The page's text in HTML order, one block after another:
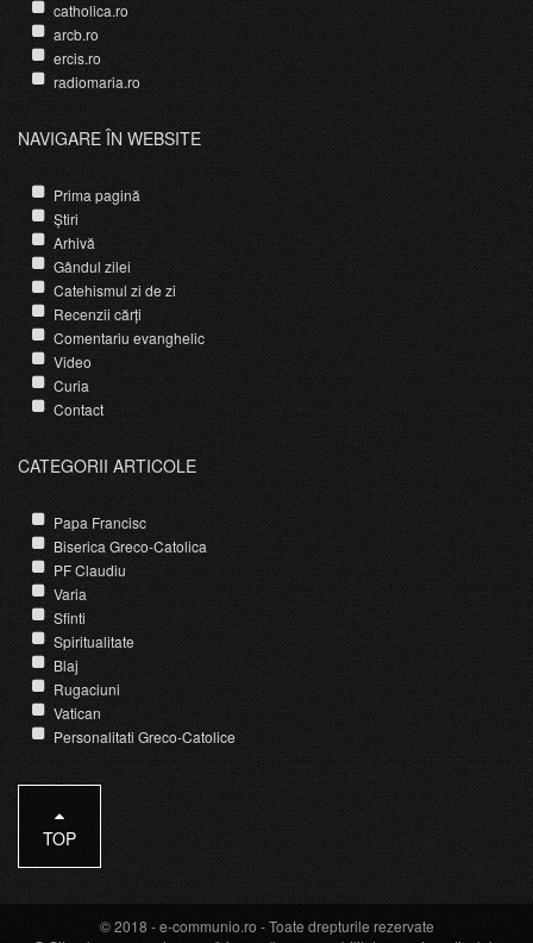
catholica.ro
arcb.ro
ercis.ro
radiomaria.ro
NAVIGARE ÎN WEBSITE
Prima pagină
Știri
Arhivă
Gândul zilei
Catehismul zi de zi
Recenzii cărți
Comentariu evanghelic
Video
Curia
Contact
CATEGORII ARTICOLE
Papa Francisc
Biserica Greco-Catolica
PF Claudiu
Varia
Sfinti
Spiritualitate
Blaj
Rugaciuni
Vatican
Personalitati Greco-Catolice
TOP
© 2018 -e-communio.ro - Toate drepturile rezervate